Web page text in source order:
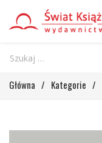
Główna / Kategorie /